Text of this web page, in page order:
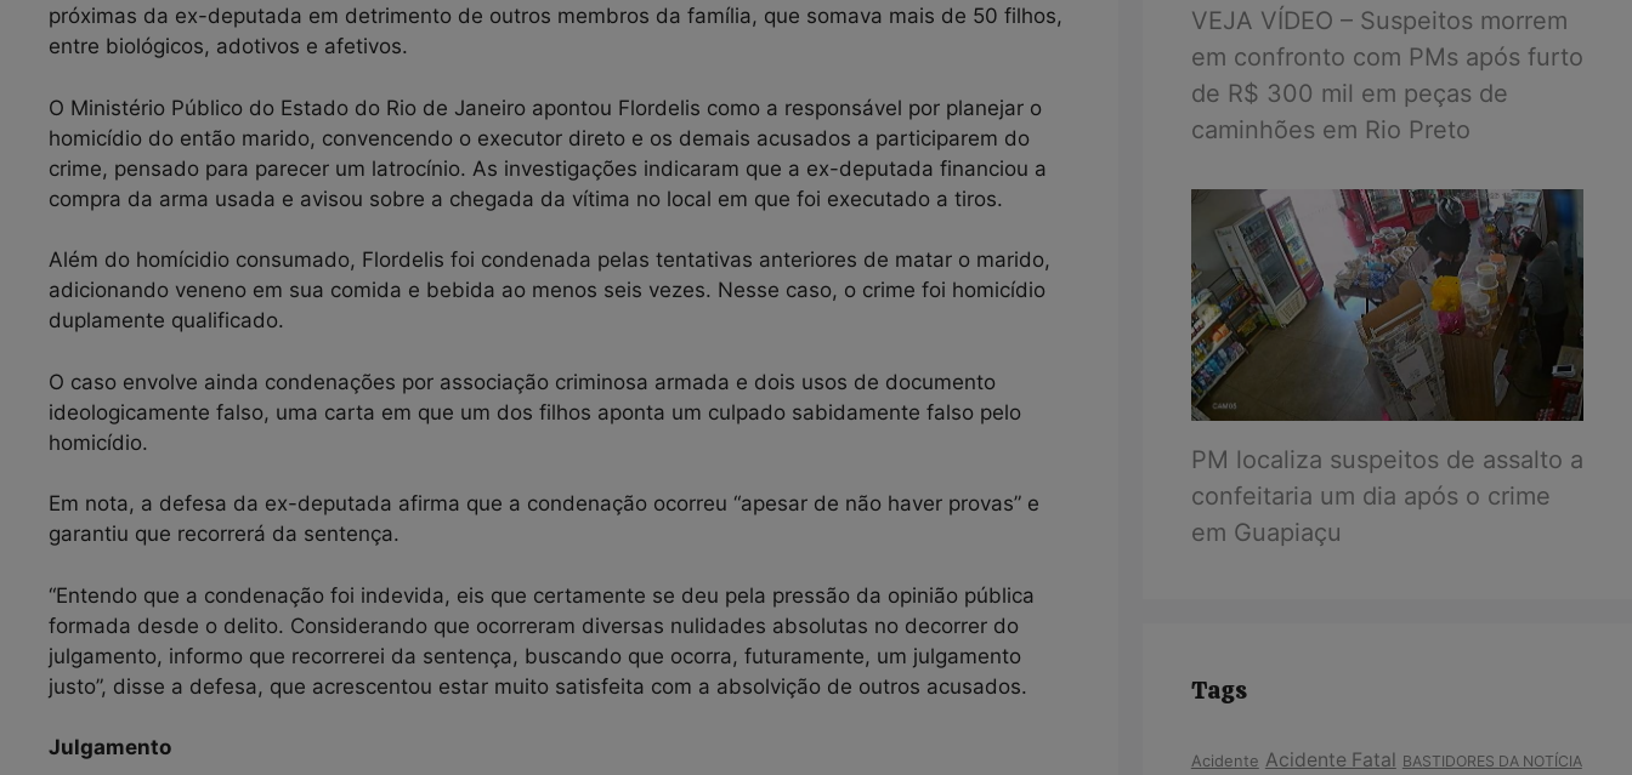
próximas da ex-deputada em detrimento de outros membros da família, que somava mais de 50 filhos,
entre biológicos, adotivos e afetivos.
O Ministério Público do Estado do Rio de Janeiro apontou Flordelis como a responsável por planejar o
homicídio do então marido, convencendo o executor direto e os demais acusados a participarem do
crime, pensado para parecer um latrocínio. As investigações indicaram que a ex-deputada financiou a
compra da arma usada e avisou sobre a chegada da vítima no local em que foi executado a tiros.
Além do homícidio consumado, Flordelis foi condenada pelas tentativas anteriores de matar o marido,
adicionando veneno em sua comida e bebida ao menos seis vezes. Nesse caso, o crime foi homicídio
duplamente qualificado.
O caso envolve ainda condenações por associação criminosa armada e dois usos de documento
ideologicamente falso, uma carta em que um dos filhos aponta um culpado sabidamente falso pelo
homicídio.
Em nota, a defesa da ex-deputada afirma que a condenação ocorreu “apesar de não haver provas” e
garantiu que recorrerá da sentença.
“Entendo que a condenação foi indevida, eis que certamente se deu pela pressão da opinião pública
formada desde o delito. Considerando que ocorreram diversas nulidades absolutas no decorrer do
julgamento, informo que recorrerei da sentença, buscando que ocorra, futuramente, um julgamento
justo”, disse a defesa, que acrescentou estar muito satisfeita com a absolvição de outros acusados.
Julgamento
VEJA VÍDEO – Suspeitos morrem
em confronto com PMs após furto
de R$ 300 mil em peças de
caminhões em Rio Preto
PM localiza suspeitos de assalto a
confeitaria um dia após o crime
em Guapiaçu
Tags
Acidente Acidente Fatal BASTIDORES DA NOTÍCIA